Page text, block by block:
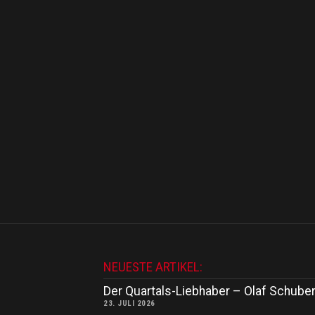
NEUESTE ARTIKEL:
Der Quartals-Liebhaber – Olaf
23. JULI 2026